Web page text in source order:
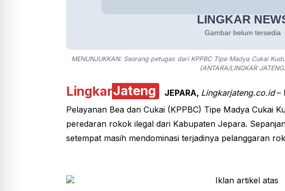
MENUNJUKKAN: Seorang petugas dari KPPBC Tipe Madya Cukai
(ANTARA/LINGKAR
LingkarJateng JEPARA, Lingkarjateng.co.id –
Pelayanan Bea dan Cukai (KPPBC) Tipe Madya Cukai
peredaran rokok ilegal dari Kabupaten Jepara.
setempat masih mendominasi terjadinya pelanggaran